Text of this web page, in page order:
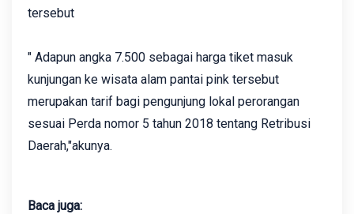
tersebut
" Adapun angka 7.500 sebagai harga tiket masuk
kunjungan ke wisata alam pantai pink tersebut
merupakan tarif bagi pengunjung lokal perorangan
sesuai Perda nomor 5 tahun 2018 tentang Retribusi
Daerah,"akunya.
Baca juga: